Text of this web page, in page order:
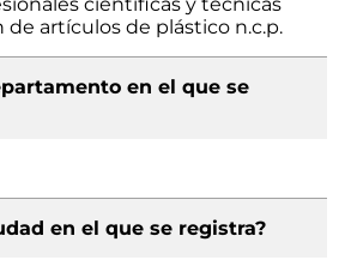
de artículos de plástico n.c.p.
en el que se
en el que se registra?